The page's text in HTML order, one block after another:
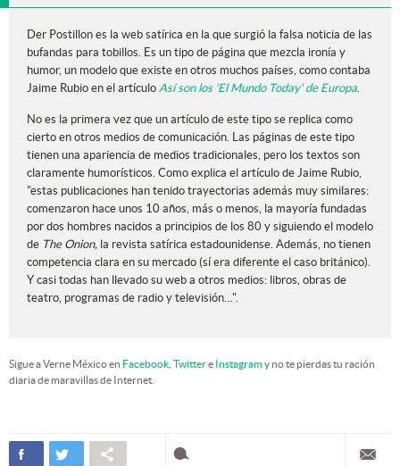
Der Postillon es la web satírica en la que surgió la falsa noticia de las
bufandas para tobillos. Es un tipo de página que mezcla ironía y
humor, un modelo que existe en otros muchos países, como contaba
Jaime Rubio en el artículo Así son los 'El Mundo Today' de Europa.
No es la primera vez que un artículo de este tipo se replica como
cierto en otros medios de comunicación. Las páginas de este tipo
tienen una apariencia de medios tradicionales, pero los textos son
claramente humorísticos. Como explica el artículo de Jaime Rubio,
"estas publicaciones han tenido trayectorias además muy similares:
comenzaron hace unos 10 años, más o menos, la mayoría fundadas
por dos hombres nacidos a principios de los 80 y siguiendo el modelo
de The Onion, la revista satírica estadounidense. Además, no tienen
competencia clara en su mercado (sí era diferente el caso británico).
Y casi todas han llevado su web a otros medios: libros, obras de
teatro, programas de radio y televisión…".
Sigue a Verne México en Facebook Twittere Instagramy no te pierdas tu ración
diaria de maravillas de Internet.